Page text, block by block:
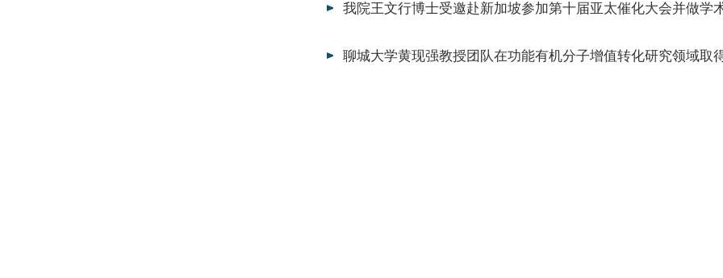
我院王文行博士受邀赴新加坡参加第十届亚太催化大会并做学
聊城大学黄现强教授团队在功能有机分子增值转化研究领域取